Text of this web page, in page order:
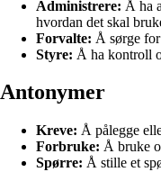
Administrere: Å ha
hvordan det skal
Forvalte: Å sørge
Styre: Å ha kontroll
Antonymer
Kreve: Å pålegge
Forbruke: Å bruke
Spørre: Å stille et